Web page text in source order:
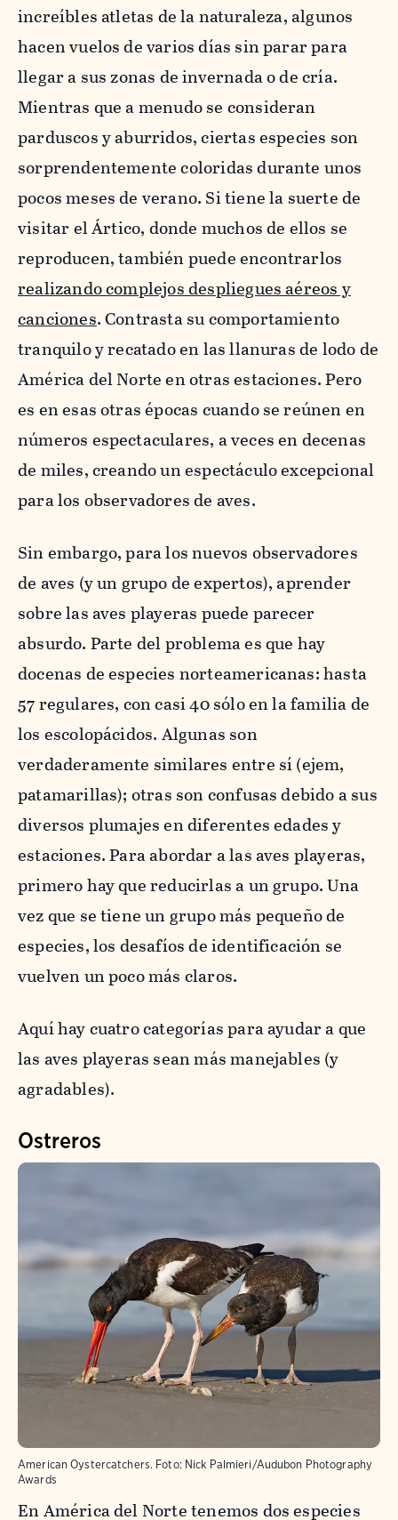
increíbles atletas de la naturaleza, algunos
hacen vuelos de varios días sin parar para
llegar a sus zonas de invernada o de cría.
Mientras que a menudo se consideran
parduscos y aburridos, ciertas especies son
sorprendentemente coloridas durante unos
pocos meses de verano. Si tiene la suerte de
visitar el Ártico, donde muchos de ellos se
reproducen, también puede encontrarlos
realizando complejos despliegues aéreos y
canciones. Contrasta su comportamiento
tranquilo y recatado en las llanuras de lodo de
América del Norte en otras estaciones. Pero
es en esas otras épocas cuando se reúnen en
números espectaculares, a veces en decenas
de miles, creando un espectáculo excepcional
para los observadores de aves.
Sin embargo, para los nuevos observadores
de aves (y un grupo de expertos), aprender
sobre las aves playeras puede parecer
absurdo. Parte del problema es que hay
docenas de especies norteamericanas: hasta
57 regulares, con casi 40 sólo en la familia de
los escolopácidos. Algunas son
verdaderamente similares entre sí (ejem,
patamarillas); otras son confusas debido a sus
diversos plumajes en diferentes edades y
estaciones. Para abordar a las aves playeras,
primero hay que reducirlas a un grupo. Una
vez que se tiene un grupo más pequeño de
especies, los desafíos de identificación se
vuelven un poco más claros.
Aquí hay cuatro categorías para ayudar a que
las aves playeras sean más manejables (y
agradables).
Ostreros
American Oystercatchers. Foto: Nick Palmieri/Audubon Photography
Awards
En América del Norte tenemos dos especies